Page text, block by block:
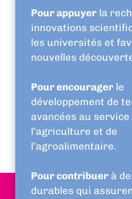
Pour appuyerla
innovations
les universités et
nouvelles
Pour encouragerle
développement de
avancées au service
l’agriculture et de
l’agroalimentaire.
Pour contribuerà
durables qui